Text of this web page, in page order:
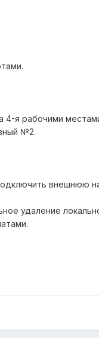
4-я рабочими
№2.
внешнюю
удаление